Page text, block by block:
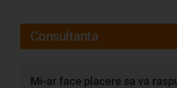
Consultanta
Mi-ar face placere sa va